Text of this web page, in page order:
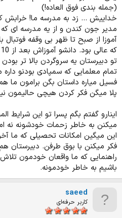
(جمله بندی فوق العاده!)
مدیر جون کندن و از یه مدرسه ای
آموزا از صبح تا ظهر بی وقفه
تو دبیرستان یه سروگردن بالا تر
تمام معلمایی که سمپادی بودنو
فسیل میاره داستان بگن برامون ما
پلا میگن فکر کردن هیچی حالیمون
اینارو گفتم بگم پسرا تو این شرایط
میکنن به خاطر زحمات خودشونه نه
این میگین امکانات تحصیلی که ما
فکر میکنن با بوق طرفن. دبیرستان
راهنمایی که ما واقعان خودمون
باشیم به خاطر خودمونه.
saeed
کاربر حرفه‌ای